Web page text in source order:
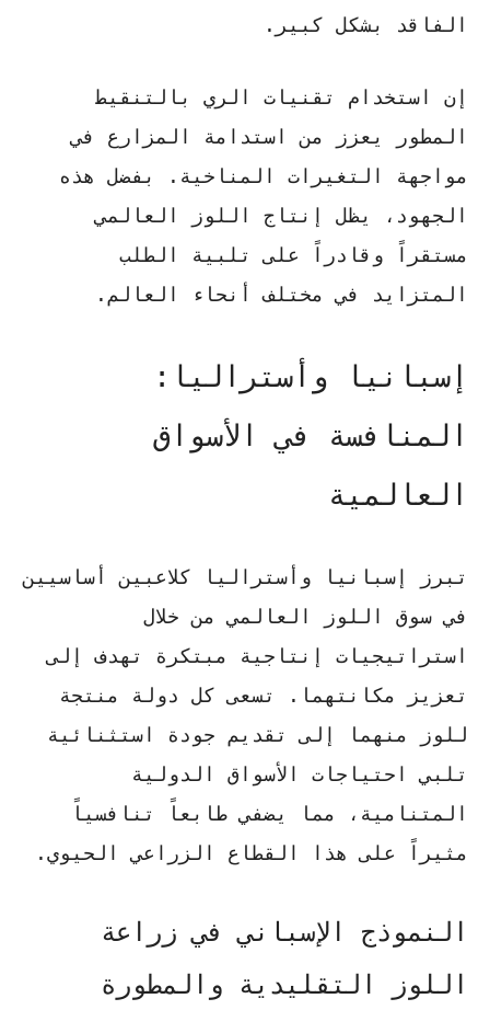
الفاقد بشكل كبير.
إن استخدام تقنيات الري بالتنقيط
المطور يعزز من استدامة المزارع في
مواجهة التغيرات المناخية. بفضل هذه
الجهود، يظل
إنتاج اللوز العالمي
مستقراً وقادراً على تلبية الطلب
المتزايد في مختلف أنحاء العالم.
إسبانيا وأستراليا:
المنافسة في الأسواق
العالمية
تبرز إسبانيا وأستراليا كلاعبين أساسيين
في سوق اللوز العالمي من خلال
استراتيجيات إنتاجية مبتكرة تهدف إلى
تعزيز مكانتهما. تسعى كل دولة منتجة
للوز
منهما إلى تقديم جودة استثنائية
تلبي احتياجات الأسواق الدولية
المتنامية، مما يضفي طابعاً تنافسياً
مثيراً على هذا القطاع الزراعي الحيوي.
النموذج الإسباني في زراعة
اللوز التقليدية والمطورة